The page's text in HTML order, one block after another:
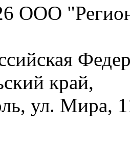
ООО
край,
ул. Мира,